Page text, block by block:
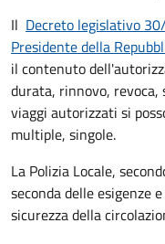
Il Decreto legislativo
Presidente della
il contenuto
durata, rinnovo, revoca,
viaggi autorizzati si
multiple, singole.
La Polizia Locale,
seconda delle esigenze
sicurezza della